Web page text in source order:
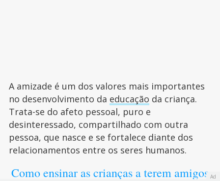
A amizade é um dos valores mais importantes
no desenvolvimento da educação da criança.
Trata-se do afeto pessoal, puro e
desinteressado, compartilhado com outra
pessoa, que nasce e se fortalece diante dos
relacionamentos entre os seres humanos.
Como ensinar as crianças a terem amigos Ad